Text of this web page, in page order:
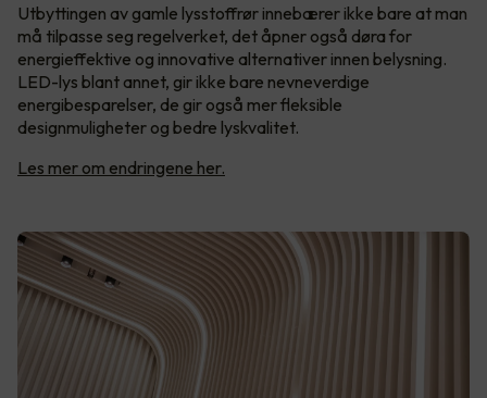
Utbyttingen av gamle lysstoffrør innebærer ikke bare at man
må tilpasse seg regelverket, det åpner også døra for
energieffektive og innovative alternativer innen belysning.
LED-lys blant annet, gir ikke bare nevneverdige
energibesparelser, de gir også mer fleksible
designmuligheter og bedre lyskvalitet.
Les mer om endringene her.